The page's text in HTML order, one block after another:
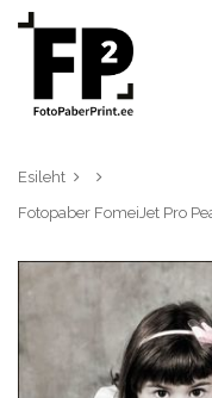
Esileht
Fotopaber FomeiJet Pro